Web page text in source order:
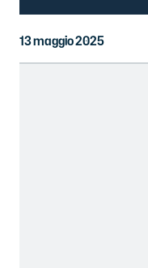
13 maggio 2025